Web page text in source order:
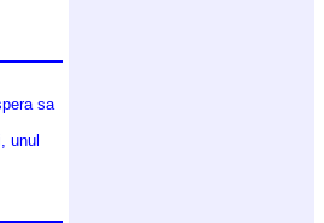
sa
unul